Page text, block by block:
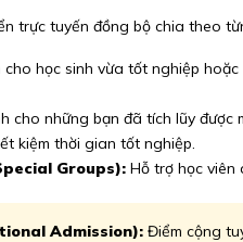
trực tuyến đồng bộ chia theo
cho học sinh vừa tốt nghiệp
cho những bạn đã tích lũy được
kiệm thời gian tốt nghiệp.
Groups): Hỗ trợ học viên
Admission): Điểm cộng